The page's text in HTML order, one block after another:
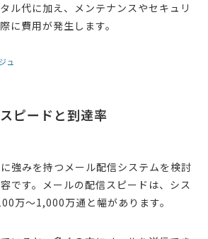
ル代に加え、メンテナンスやセキュリ
に費用が発生します。
ュ
ピードと到達率
強みを持つメール配信システムを検討
です。メールの配信スピードは、シス
万～1,000万通と幅があります。